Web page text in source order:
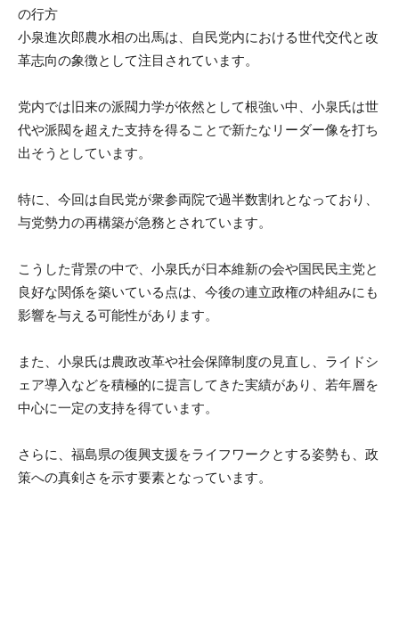
の行方
小泉進次郎農水相の出馬は、自民党内における世代交代と改
革志向の象徴として注目されています。
党内では旧来の派閥力学が依然として根強い中、小泉氏は世
代や派閥を超えた支持を得ることで新たなリーダー像を打ち
出そうとしています。
特に、今回は自民党が衆参両院で過半数割れとなっており、
与党勢力の再構築が急務とされています。
こうした背景の中で、小泉氏が日本維新の会や国民民主党と
良好な関係を築いている点は、今後の連立政権の枠組みにも
影響を与える可能性があります。
また、小泉氏は農政改革や社会保障制度の見直し、ライドシ
ェア導入などを積極的に提言してきた実績があり、若年層を
中心に一定の支持を得ています。
さらに、福島県の復興支援をライフワークとする姿勢も、政
策への真剣さを示す要素となっています。